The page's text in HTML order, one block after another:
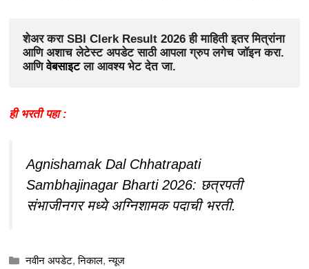
शेअर करा SBI Clerk Result 2026 ही माहिती इतर मित्रांना
आणि अशाच लेटेस्ट अपडेट साठी आपला ग्रुप लगेच जॉइन करा.
आणि वेबसाइट ला आवश्य भेट देत जा.
ही भरती पहा :
Agnishamak Dal Chhatrapati
Sambhajinagar Bharti 2026: छत्रपती
संभाजीनगर मध्ये अग्निशामक पदाची भरती.
Categories
नवीन अपडेट,निकाल,न्यूज